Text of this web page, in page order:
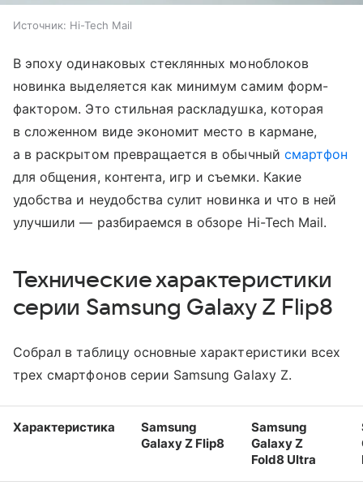
Источник: Hi-Tech Mail
В эпоху одинаковых стеклянных моноблоков
новинка выделяется как минимум самим форм-
фактором. Это стильная раскладушка, которая
в сложенном виде экономит место в кармане,
а в раскрытом превращается в обычный смартфон
для общения, контента, игр и съемки. Какие
удобства и неудобства сулит новинка и что в ней
улучшили — разбираемся в обзоре Hi-Tech Mail.
Технические характеристики
серии Samsung Galaxy Z Flip8
Собрал в таблицу основные характеристики всех
трех смартфонов серии Samsung Galaxy Z.
Характеристика
Samsung
Galaxy Z Flip8
Samsung
Galaxy Z
Fold8 Ultra